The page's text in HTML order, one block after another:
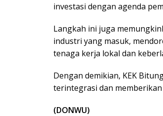
investasi dengan agenda
Langkah ini juga
industri yang masuk,
tenaga kerja lokal dan
Dengan demikian, KEK
terintegrasi dan
(DONWU)